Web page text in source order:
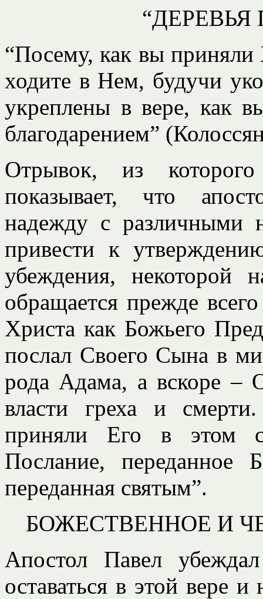
“Посему, как вы
ходите в Нем, будучи
укреплены в вере, как
благодарением”
Отрывок, из
показывает, что
надежду с различными
привести к
убеждения, некоторой
обращается прежде
Христа как Божьего
послал Своего Сына в
рода Адама, а вскоре –
власти греха и
приняли Его в этом
Послание, переданное
переданная святым”.
БОЖЕСТВЕННОЕ И
Апостол Павел
оставаться в этой вере